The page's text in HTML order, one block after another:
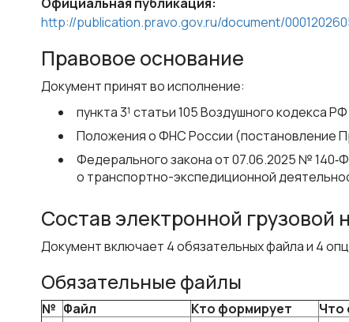
http://publication.pravo.gov.ru/document/
Правовое основание
Документ принят во исполнение:
пункта 3¹ статьи 105 Воздушного кодекса РФ
Положения о ФНС России (постановление
Федерального закона от 07.06.2025 №
о транспортно-экспедиционной
Состав электронной грузовой
Документ включает 4 обязательных файла и 4
Обязательные файлы
№ Файл Кто формирует Что